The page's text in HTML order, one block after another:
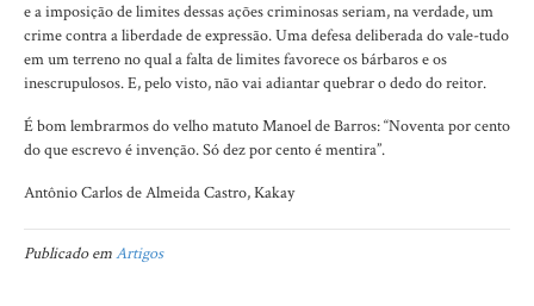
e a imposição de limites dessas ações criminosas seriam, na verdade, um
crime contra a liberdade de expressão. Uma defesa deliberada do vale-tudo
em um terreno no qual a falta de limites favorece os bárbaros e os
inescrupulosos. E, pelo visto, não vai adiantar quebrar o dedo do reitor.
É bom lembrarmos do velho matuto Manoel de Barros: “Noventa por cento
do que escrevo é invenção. Só dez por cento é mentira”.
Antônio Carlos de Almeida Castro, Kakay
Publicado emArtigos